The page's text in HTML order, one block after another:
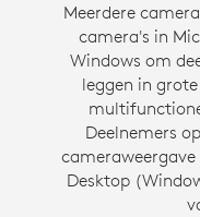
Meerdere
camera's in
Windows om
leggen in
Deelnemers
Desktop
Intelligent
inclusieve
Deze Zoom
mensen hun
zodat ze
gehoord te